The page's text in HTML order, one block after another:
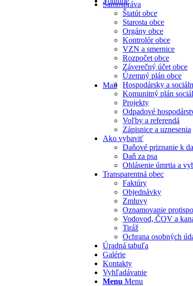
Mail
Samospráva
Štatút obce
Starosta obce
Orgány obce
Kontrolór obce
VZN a smernice
Rozpočet obce
Záverečný účet obce
Územný plán obce
Hospodársky a
Komunitný plán
Projekty
Odpadové
Voľby a referendá
Zápisnice a uznesenia
Ako vybaviť
Daňové priznanie k
Daň za psa
Ohlásenie úmrtia a
Transparentná obec
Faktúry
Objednávky
Zmluvy
Oznamovanie
Vodovod, ČOV a
Tiráž
Ochrana osobných
Úradná tabuľa
Galérie
Kontakty
Vyhľadávanie
Menu Menu